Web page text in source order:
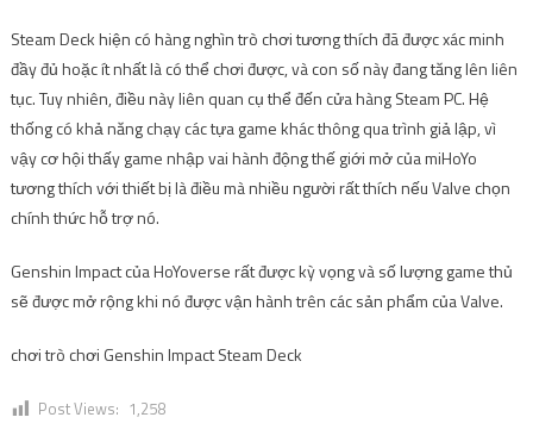
Steam Deck hiện có hàng nghìn trò chơi tương thích đã được xác minh
đầy đủ hoặc ít nhất là có thể chơi được, và con số này đang tăng lên liên
tục. Tuy nhiên, điều này liên quan cụ thể đến cửa hàng Steam PC. Hệ
thống có khả năng chạy các tựa game khác thông qua trình giả lập, vì
vậy cơ hội thấy game nhập vai hành động thế giới mở của miHoYo
tương thích với thiết bị là điều mà nhiều người rất thích nếu Valve chọn
chính thức hỗ trợ nó.
Genshin Impact của HoYoverse rất được kỳ vọng và số lượng game thủ
sẽ được mở rộng khi nó được vận hành trên các sản phẩm của Valve.
chơi trò chơi Genshin Impact Steam Deck
Post Views: 1,258